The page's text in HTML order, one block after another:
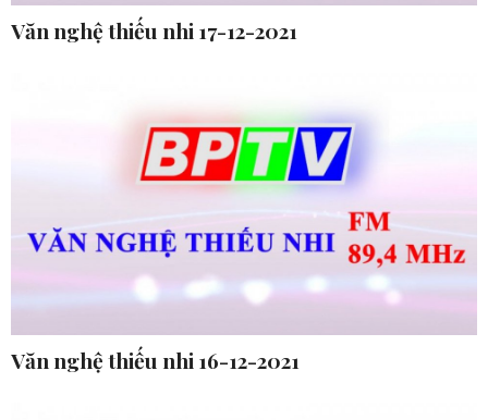
Văn nghệ thiếu nhi 17-12-2021
Văn nghệ thiếu nhi 16-12-2021